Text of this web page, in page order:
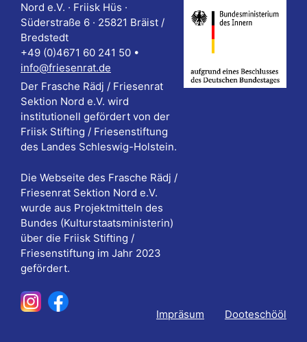
Nord e.V. · Friisk Hüs ·
Süderstraße 6 · 25821 Bräist /
Bredstedt
+49 (0)4671 60 241 50 •
info@friesenrat.de
Der Frasche Rädj / Friesenrat
Sektion Nord e.V. wird
institutionell gefördert von der
Friisk Stifting / Friesenstiftung
des Landes Schleswig-Holstein.
Die Webseite des Frasche Rädj /
Friesenrat Sektion Nord e.V.
wurde aus Projektmitteln des
Bundes (Kulturstaatsministerin)
über die Friisk Stifting /
Friesenstiftung im Jahr 2023
gefördert.
Impräsum Dooteschööl